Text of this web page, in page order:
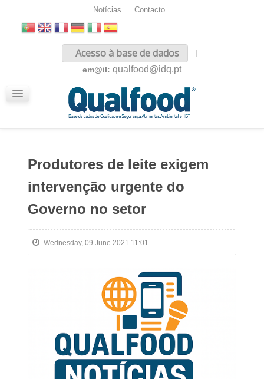
Notícias Contacto
Acesso à base de dados
|
em@il: qualfood@idq.pt
Produtores de leite exigem
intervenção urgente do
Governo no setor
Wednesday, 09 June 2021 11:01